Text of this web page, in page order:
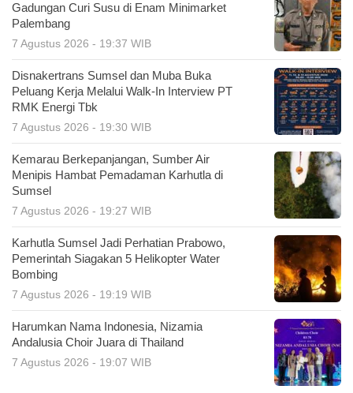
Gadungan Curi Susu di Enam Minimarket
Palembang
7 Agustus 2026 - 19:37 WIB
Disnakertrans Sumsel dan Muba Buka
Peluang Kerja Melalui Walk-In Interview PT
RMK Energi Tbk
7 Agustus 2026 - 19:30 WIB
Kemarau Berkepanjangan, Sumber Air
Menipis Hambat Pemadaman Karhutla di
Sumsel
7 Agustus 2026 - 19:27 WIB
Karhutla Sumsel Jadi Perhatian Prabowo,
Pemerintah Siagakan 5 Helikopter Water
Bombing
7 Agustus 2026 - 19:19 WIB
Harumkan Nama Indonesia, Nizamia
Andalusia Choir Juara di Thailand
7 Agustus 2026 - 19:07 WIB